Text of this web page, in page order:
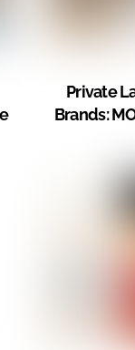
Private
Brands: